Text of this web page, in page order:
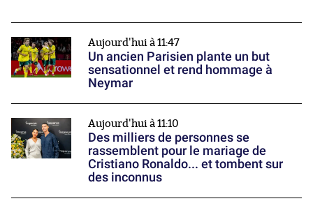
Aujourd'hui à 11:47
Un ancien Parisien plante un but
sensationnel et rend hommage à
Neymar
Aujourd'hui à 11:10
Des milliers de personnes se
rassemblent pour le mariage de
Cristiano Ronaldo... et tombent sur
des inconnus